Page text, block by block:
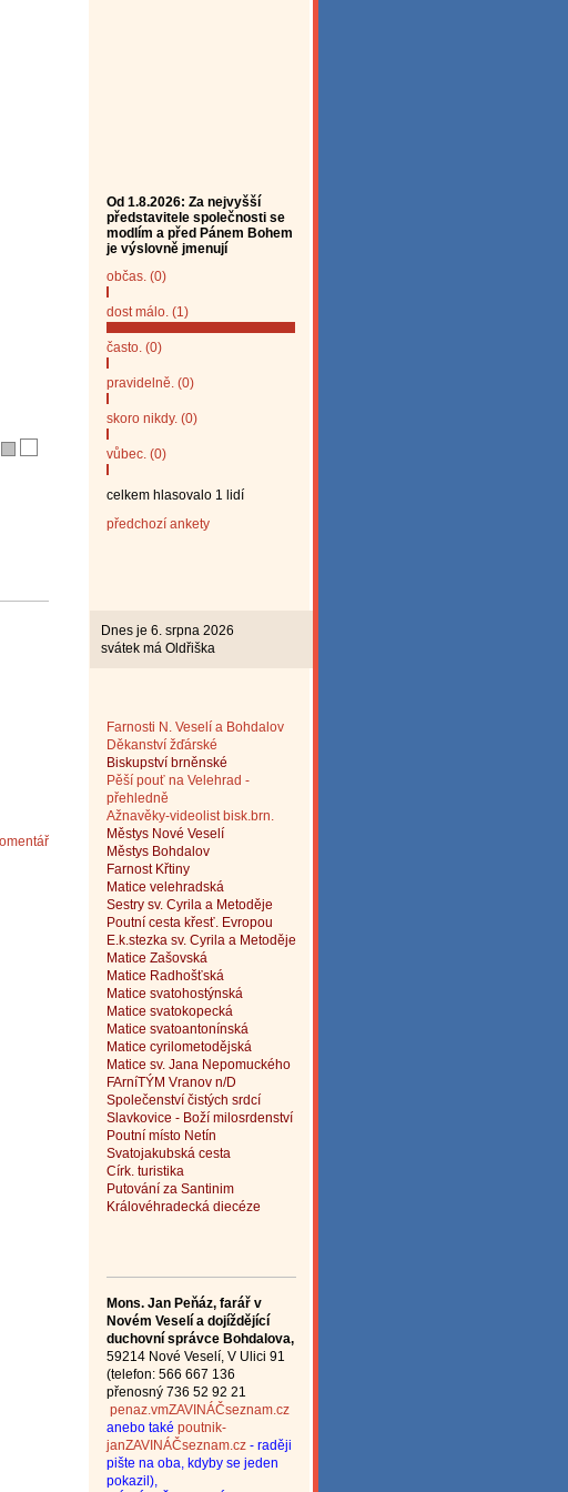
Od 1.8.2026: Za nejvyšší
představitele společnosti se
modlím a před Pánem Bohem
je výslovně jmenují
občas. (0)
dost málo. (1)
často. (0)
pravidelně. (0)
skoro nikdy. (0)
vůbec. (0)
celkem hlasovalo 1 lidí
předchozí ankety
Dnes je 6. srpna 2026
svátek má Oldřiška
Farnosti N. Veselí a Bohdalov
Děkanství žďárské
Biskupství brněnské
Pěší pouť na Velehrad -
přehledně
Ažnavěky-videolist bisk.brn.
Městys Nové Veselí
Městys Bohdalov
Farnost Křtiny
Matice velehradská
Sestry sv. Cyrila a Metoděje
Poutní cesta křesť. Evropou
E.k.stezka sv. Cyrila a Metoděje
Matice Zašovská
Matice Radhošťská
Matice svatohostýnská
Matice svatokopecká
Matice svatoantonínská
Matice cyrilometodějská
Matice sv. Jana Nepomuckého
FArníTÝM Vranov n/D
Společenství čistých srdcí
Slavkovice - Boží milosrdenství
Poutní místo Netín
Svatojakubská cesta
Círk. turistika
Putování za Santinim
Královéhradecká diecéze
Mons. Jan Peňáz, farář v
Novém Veselí a dojíždějící
duchovní správceBohdalova,
59214 Nové Veselí, V Ulici 91
(telefon: 566 667 136
přenosný 736 52 92 21
penaz.vmZAVINÁČseznam.cz
anebo také poutnik-
janZAVINÁČseznam.cz- raději
pište na oba, kdyby se jeden
pokazil),